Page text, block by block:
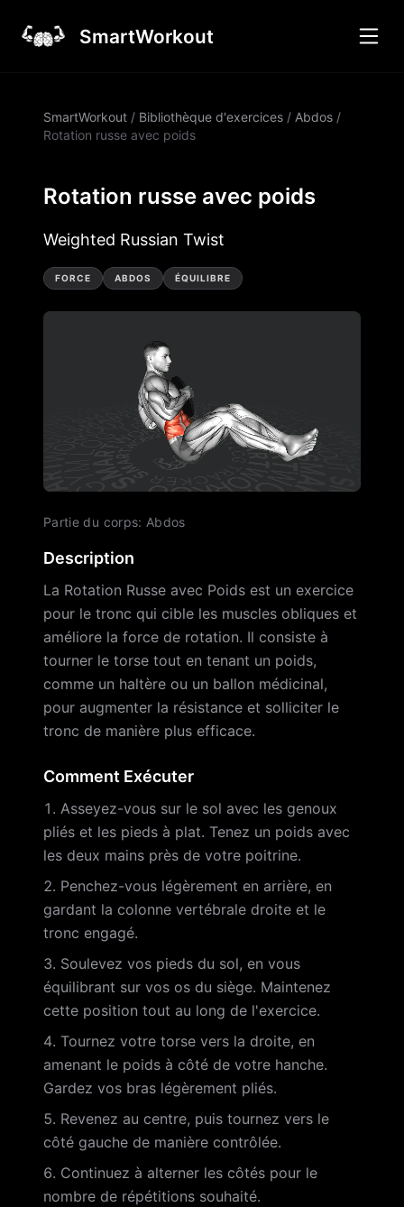
SmartWorkout
SmartWorkout / Bibliothèque d'exercices / Abdos /
Rotation russe avec poids
Rotation russe avec poids
Weighted Russian Twist
FORCE ABDOS ÉQUILIBRE
Partie du corps: Abdos
Description
La Rotation Russe avec Poids est un exercice
pour le tronc qui cible les muscles obliques et
améliore la force de rotation. Il consiste à
tourner le torse tout en tenant un poids,
comme un haltère ou un ballon médicinal,
pour augmenter la résistance et solliciter le
tronc de manière plus efficace.
Comment Exécuter
Asseyez-vous sur le sol avec les genoux
pliés et les pieds à plat. Tenez un poids avec
les deux mains près de votre poitrine.
Penchez-vous légèrement en arrière, en
gardant la colonne vertébrale droite et le
tronc engagé.
Soulevez vos pieds du sol, en vous
équilibrant sur vos os du siège. Maintenez
cette position tout au long de l'exercice.
Tournez votre torse vers la droite, en
amenant le poids à côté de votre hanche.
Gardez vos bras légèrement pliés.
Revenez au centre, puis tournez vers le
côté gauche de manière contrôlée.
Continuez à alterner les côtés pour le
nombre de répétitions souhaité.